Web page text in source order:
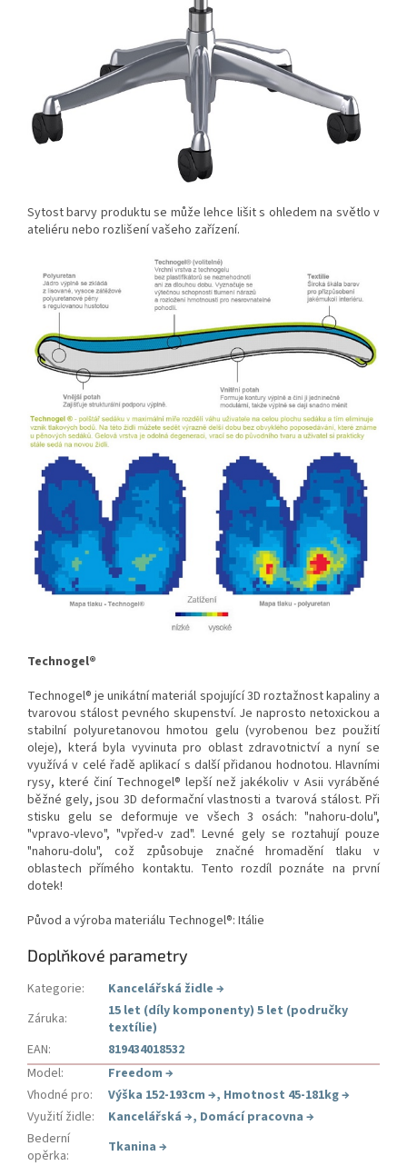
Sytost barvy produktu se může lehce lišit s ohledem na světlo v
ateliéru nebo rozlišení vašeho zařízení.
Technogel®
Technogel® je unikátní materiál spojující 3D roztažnost kapaliny a
tvarovou stálost pevného skupenství. Je naprosto netoxickou a
stabilní polyuretanovou hmotou gelu (vyrobenou bez použití
oleje), která byla vyvinuta pro oblast zdravotnictví a nyní se
využívá v celé řadě aplikací s další přidanou hodnotou. Hlavními
rysy, které činí Technogel® lepší než jakékoliv v Asii vyráběné
běžné gely, jsou 3D deformační vlastnosti a tvarová stálost. Při
stisku gelu se deformuje ve všech 3 osách: "nahoru-dolu",
"vpravo-vlevo", "vpřed-v zad". Levné gely se roztahují pouze
"nahoru-dolu", což způsobuje značné hromadění tlaku v
oblastech přímého kontaktu. Tento rozdíl poznáte na první
dotek!
Původ a výroba materiálu Technogel®: Itálie
Doplňkové parametry
Kategorie: Kancelářská židle →
Záruka:
15 let (díly komponenty) 5 let (područky
textílie)
EAN:
819434018532
Model: Freedom →
Vhodné pro: Výška 152-193cm →, Hmotnost 45-181kg→
Využití židle: Kancelářská →, Domácí pracovna →
Bederní
opěrka: Tkanina →